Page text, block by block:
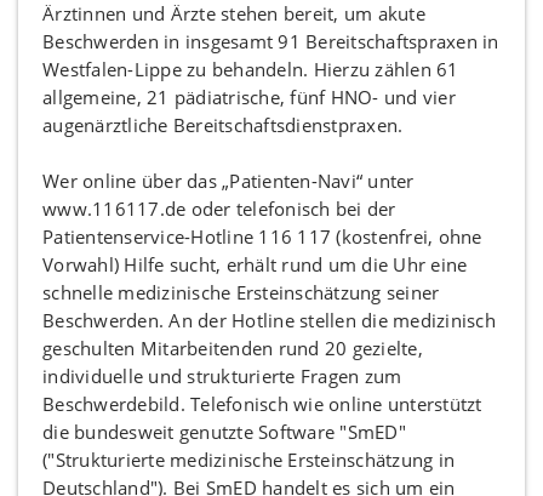
Ärztinnen und Ärzte stehen bereit, um akute
Beschwerden in insgesamt 91 Bereitschaftspraxen in
Westfalen-Lippe zu behandeln. Hierzu zählen 61
allgemeine, 21 pädiatrische, fünf HNO- und vier
augenärztliche Bereitschaftsdienstpraxen.
Wer online über das „Patienten-Navi“ unter
www.116117.de oder telefonisch bei der
Patientenservice-Hotline 116 117 (kostenfrei, ohne
Vorwahl) Hilfe sucht, erhält rund um die Uhr eine
schnelle medizinische Ersteinschätzung seiner
Beschwerden. An der Hotline stellen die medizinisch
geschulten Mitarbeitenden rund 20 gezielte,
individuelle und strukturierte Fragen zum
Beschwerdebild. Telefonisch wie online unterstützt
die bundesweit genutzte Software "SmED"
("Strukturierte medizinische Ersteinschätzung in
Deutschland"). Bei SmED handelt es sich um ein